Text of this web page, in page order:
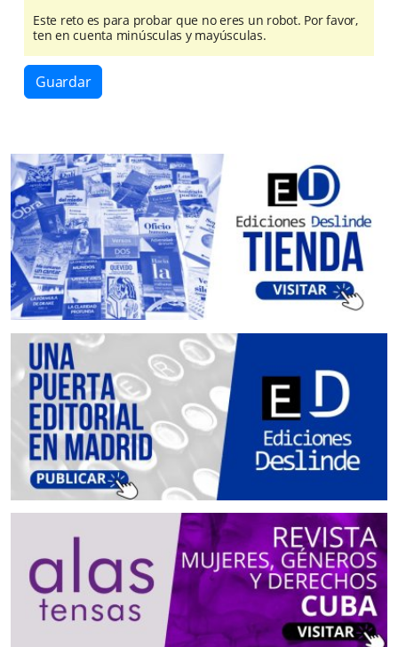
Este reto es para probar que no eres un robot. Por favor,
ten en cuenta minúsculas y mayúsculas.
Guardar